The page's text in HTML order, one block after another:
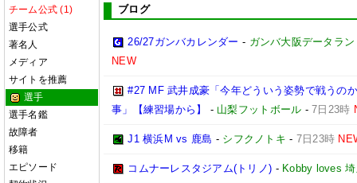
チーム公式 (1)
選手公式
著名人
メディア
サイトを推薦
選手
選手名鑑
故障者
移籍
エピソード
ブログ
26/27ガンバカレンダー - ガンバ大阪データラ
NEW
#27 MF 武井成豪「今年どういう姿勢で戦うの
事」【練習場から】
- 山梨フットボール -7日23時
J1 横浜M vs 鹿島 - シフクノトキ - 7日23時
コムナーレスタジアム(トリノ) - Kobby loves